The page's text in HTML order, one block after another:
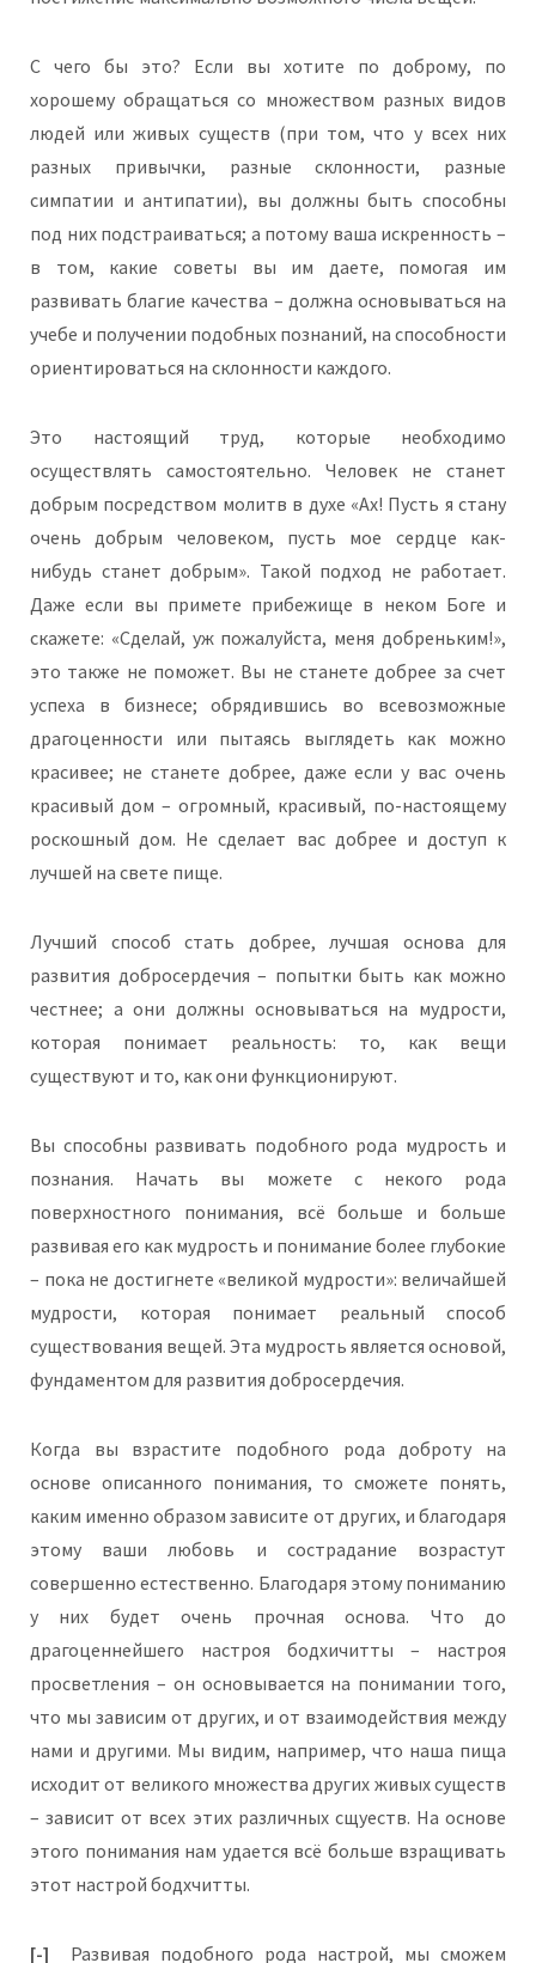
С чего бы это? Если вы хотите по доброму, по
хорошему обращаться со множеством разных видов
людей или живых существ (при том, что у всех них
разных привычки, разные склонности, разные
симпатии и антипатии), вы должны быть способны
под них подстраиваться; а потому ваша искренность –
в том, какие советы вы им даете, помогая им
развивать благие качества – должна основываться на
учебе и получении подобных познаний, на способности
ориентироваться на склонности каждого.
Это настоящий труд, которые необходимо
осуществлять самостоятельно. Человек не станет
добрым посредством молитв в духе «Ах! Пусть я стану
очень добрым человеком, пусть мое сердце как-
нибудь станет добрым». Такой подход не работает.
Даже если вы примете прибежище в неком Боге и
скажете: «Сделай, уж пожалуйста, меня добреньким!»,
это также не поможет. Вы не станете добрее за счет
успеха в бизнесе; обрядившись во всевозможные
драгоценности или пытаясь выглядеть как можно
красивее; не станете добрее, даже если у вас очень
красивый дом – огромный, красивый, по-настоящему
роскошный дом. Не сделает вас добрее и доступ к
лучшей на свете пище.
Лучший способ стать добрее, лучшая основа для
развития добросердечия – попытки быть как можно
честнее; а они должны основываться на мудрости,
которая понимает реальность: то, как вещи
существуют и то, как они функционируют.
Вы способны развивать подобного рода мудрость и
познания. Начать вы можете с некого рода
поверхностного понимания, всё больше и больше
развивая его как мудрость и понимание более глубокие
– пока не достигнете «великой мудрости»: величайшей
мудрости, которая понимает реальный способ
существования вещей. Эта мудрость является основой,
фундаментом для развития добросердечия.
Когда вы взрастите подобного рода доброту на
основе описанного понимания, то сможете понять,
каким именно образом зависите от других, и благодаря
этому ваши любовь и сострадание возрастут
совершенно естественно. Благодаря этому пониманию
у них будет очень прочная основа. Что до
драгоценнейшего настроя бодхичитты – настроя
просветления – он основывается на понимании того,
что мы зависим от других, и от взаимодействия между
нами и другими. Мы видим, например, что наша пища
исходит от великого множества других живых существ
– зависит от всех этих различных сщуеств. На основе
этого понимания нам удается всё больше взращивать
этот настрой бодхчитты.
[-] Развивая подобного рода настрой, мы сможем